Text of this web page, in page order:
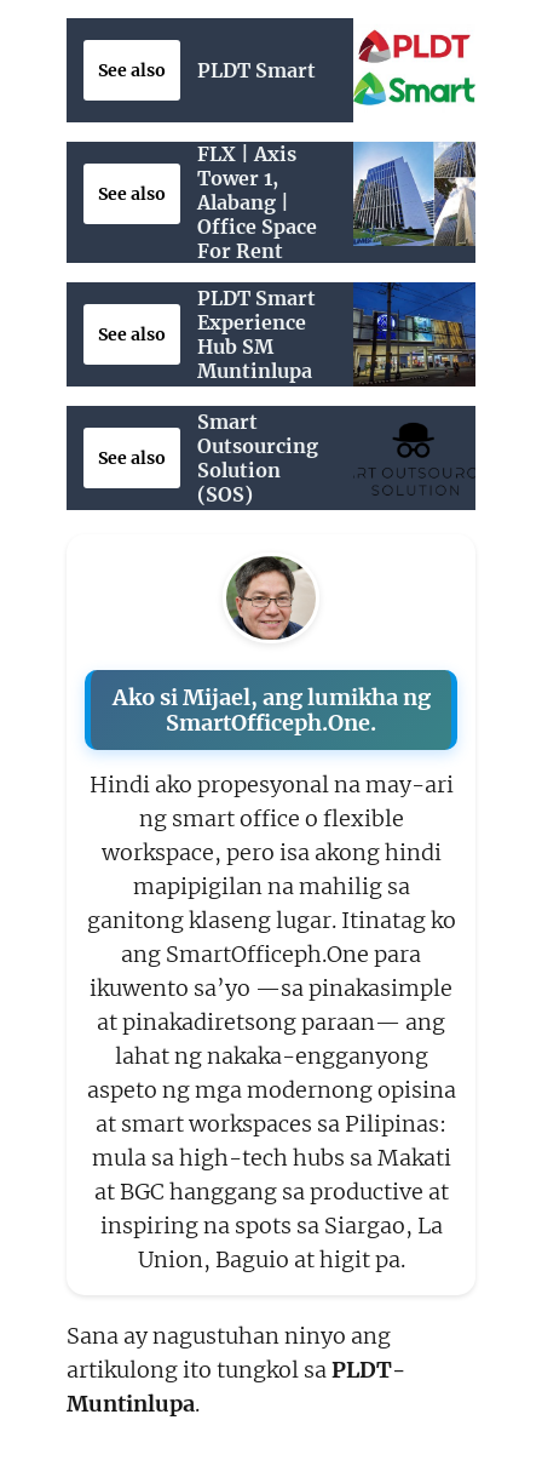
See also PLDT Smart
See also
FLX | Axis
Tower 1,
Alabang |
Office Space
For Rent
See also
PLDT Smart
Experience
Hub SM
Muntinlupa
See also
Smart
Outsourcing
Solution
(SOS)
Ako si Mijael, ang lumikha ng
SmartOfficeph.One.
Hindi ako propesyonal na may-ari
ng smart office o flexible
workspace, pero isa akong hindi
mapipigilan na mahilig sa
ganitong klaseng lugar. Itinatag ko
ang SmartOfficeph.One para
ikuwento sa’yo —sa pinakasimple
at pinakadiretsong paraan— ang
lahat ng nakaka-engganyong
aspeto ng mga modernong opisina
at smart workspaces sa Pilipinas:
mula sa high-tech hubs sa Makati
at BGC hanggang sa productive at
inspiring na spots sa Siargao, La
Union, Baguio at higit pa.
Sana ay nagustuhan ninyo ang
artikulong ito tungkol saPLDT-
Muntinlupa.